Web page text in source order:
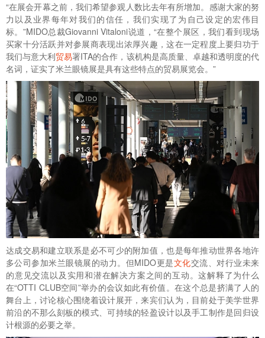
“在展会开幕之前，我们希望参观人数比去年有所增加。感谢大家的努
力以及业界每年对我们的信任，我们实现了为自己设定的宏伟目
标。”MIDO总裁Giovanni Vitaloni说道，“在整个展区，我们看到现场
买家十分活跃并对参展商表现出浓厚兴趣，这在一定程度上要归功于
我们与意大利贸易署ITA的合作，该机构是高质量、卓越和透明度的代
名词，证实了米兰眼镜展是具有这些特点的贸易展览会。”
达成交易和建立联系是必不可少的附加值，也是每年推动世界各地许
多公司参加米兰眼镜展的动力。但MIDO更是文化交流、对行业未来
的意见交流以及实用和潜在解决方案之间的互动。这解释了为什么
在“OTTI CLUB空间”举办的会议如此有价值。在这个总是挤满了人的
舞台上，讨论核心围绕着设计展开，来宾们认为，目前处于美学世界
前沿的不那么刻板的模式、可持续的轻盈设计以及手工制作是回归设
计根源的必要之举。